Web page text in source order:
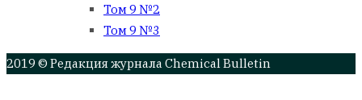
Том 9 №2
Том 9 №3
2019 © Редакция журнала Chemical Bulletin